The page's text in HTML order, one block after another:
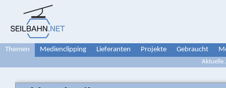
Themen Medienclipping Lieferanten Projekte Gebraucht
Aktuelle